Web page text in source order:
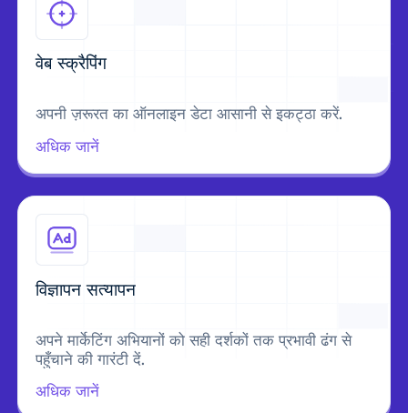
वेब स्क्रैपिंग
अपनी ज़रूरत का ऑनलाइन डेटा आसानी से इकट्ठा करें.
अधिक जानें
विज्ञापन सत्यापन
अपने मार्केटिंग अभियानों को सही दर्शकों तक प्रभावी ढंग से
पहुँचाने की गारंटी दें.
अधिक जानें